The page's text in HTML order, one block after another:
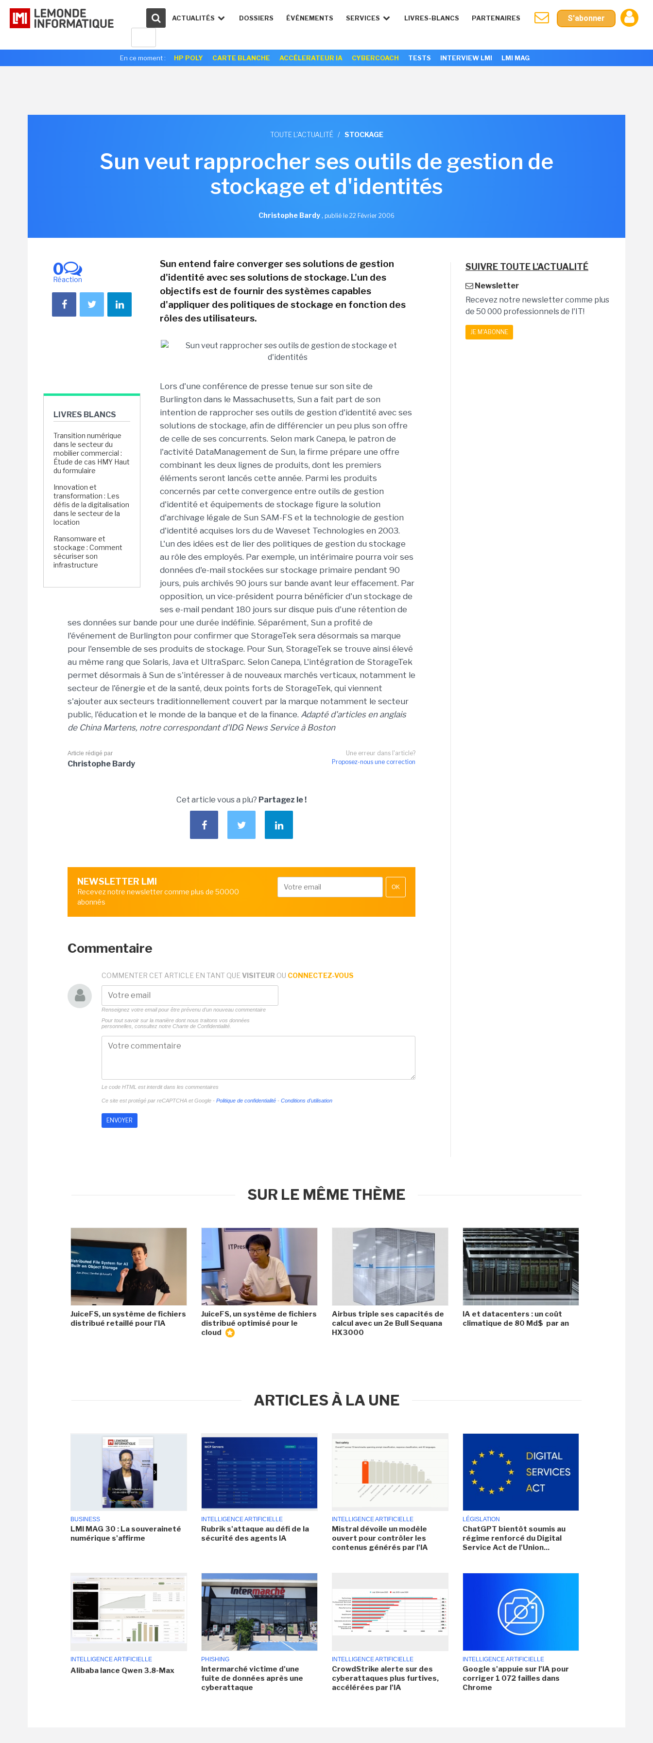
ACTUALITÉS DOSSIERS ÉVÉNEMENTS SERVICES LIVRES-BLANCS PARTENAIRES S'abonner
En ce moment : HP POLY CARTE BLANCHE ACCÉLERATEUR IA CYBERCOACH TESTS INTERVIEW LMI LMI MAG
TOUTE L'ACTUALITÉ / STOCKAGE
Sun veut rapprocher ses outils de gestion de
stockage et d'identités
Christophe Bardy, publié le 22 Février 2006
0
Réaction
LIVRES BLANCS
Transition numérique
dans le secteur du
mobilier commercial :
Étude de cas HMY Haut
du formulaire
Innovation et
transformation : Les
défis de la digitalisation
dans le secteur de la
location
Ransomware et
stockage : Comment
sécuriser son
infrastructure
Sun entend faire converger ses solutions de gestion
d'identité avec ses solutions de stockage. L'un des
objectifs est de fournir des systèmes capables
d'appliquer des politiques de stockage en fonction des
rôles des utilisateurs.
Lors d'une conférence de presse tenue sur son site de
Burlington dans le Massachusetts, Sun a fait part de son
intention de rapprocher ses outils de gestion d'identité avec ses
solutions de stockage, afin de différencier un peu plus son offre
de celle de ses concurrents. Selon mark Canepa, le patron de
l'activité DataManagement de Sun, la firme prépare une offre
combinant les deux lignes de produits, dont les premiers
éléments seront lancés cette année. Parmi les produits
concernés par cette convergence entre outils de gestion
d'identité et équipements de stockage figure la solution
d'archivage légale de Sun SAM-FS et la technologie de gestion
d'identité acquises lors du de Waveset Technologies en 2003.
L'un des idées est de lier des politiques de gestion du stockage
au rôle des employés. Par exemple, un intérimaire pourra voir ses
données d'e-mail stockées sur stockage primaire pendant 90
jours, puis archivés 90 jours sur bande avant leur effacement. Par
opposition, un vice-président pourra bénéficier d'un stockage de
ses e-mail pendant 180 jours sur disque puis d'une rétention de
ses données sur bande pour une durée indéfinie. Séparément, Sun a profité de
l'événement de Burlington pour confirmer que StorageTek sera désormais sa marque
pour l'ensemble de ses produits de stockage. Pour Sun, StorageTek se trouve ainsi élevé
au même rang que Solaris, Java et UltraSparc. Selon Canepa, L'intégration de StorageTek
permet désormais à Sun de s'intéresser à de nouveaux marchés verticaux, notamment le
secteur de l'énergie et de la santé, deux points forts de StorageTek, qui viennent
s'ajouter aux secteurs traditionnellement couvert par la marque notamment le secteur
public, l'éducation et le monde de la banque et de la finance. Adapté d'articles en anglais
de China Martens, notre correspondant d'IDG News Service à Boston
Une erreur dans l'article?
Proposez-nous une correction
Article rédigé par
Christophe Bardy
Cet article vous a plu? Partagez le !
NEWSLETTER LMI
Recevez notre newsletter comme plus de 50000
abonnés
OK
Commentaire
COMMENTER CET ARTICLE EN TANT QUE VISITEUR OU CONNECTEZ-VOUS
Renseignez votre email pour être prévenu d'un nouveau commentaire
Pour tout savoir sur la manière dont nous traitons vos données
personnelles, consultez notre Charte de Confidentialité.
Le code HTML est interdit dans les commentaires
Ce site est protégé par reCAPTCHA et Google - Politique de confidentialité - Conditions d'utilisation
SUIVRE TOUTE L'ACTUALITÉ
Newsletter
Recevez notre newsletter comme plus
de 50 000 professionnels de l'IT!
JE M'ABONNE
SUR LE MÊME THÈME
JuiceFS, un système de fichiers
distribué retaillé pour l'IA
JuiceFS, un système de fichiers
distribué optimisé pour le
cloud
Airbus triple ses capacités de
calcul avec un 2e Bull Sequana
HX3000
IA et datacenters : un coût
climatique de 80 Md$ par an
ARTICLES À LA UNE
BUSINESS
LMI MAG 30 : La souveraineté
numérique s'affirme
INTELLIGENCE ARTIFICIELLE
Rubrik s'attaque au défi de la
sécurité des agents IA
INTELLIGENCE ARTIFICIELLE
Mistral dévoile un modèle
ouvert pour contrôler les
contenus générés par l'IA
LÉGISLATION
ChatGPT bientôt soumis au
régime renforcé du Digital
Service Act de l'Union...
INTELLIGENCE ARTIFICIELLE
Alibaba lance Qwen 3.8-Max
PHISHING
Intermarché victime d'une
fuite de données après une
cyberattaque
INTELLIGENCE ARTIFICIELLE
CrowdStrike alerte sur des
cyberattaques plus furtives,
accélérées par l'IA
INTELLIGENCE ARTIFICIELLE
Google s'appuie sur l'IA pour
corriger 1 072 failles dans
Chrome